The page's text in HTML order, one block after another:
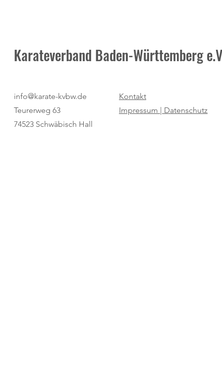
Pure Dominanz: Birtat MTV
Ludwigsburg zum zweiten Mal
Champion
für den SV
Karateverband Baden-Württemberg
info@karate-kvbw.de
Teurerweg 63
74523 Schwäbisch Hall
Kontakt
Impressum | Datenschutz